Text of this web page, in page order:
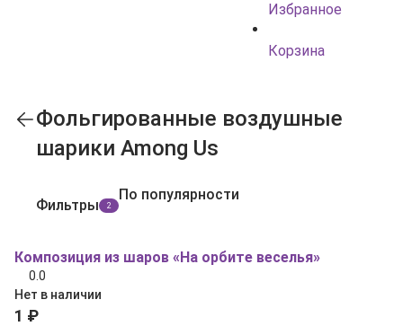
Избранное
Корзина
Фольгированные воздушные
шарики Among Us
Фильтры 2
По популярности
Композиция из шаров «На орбите веселья»
0.0
Нет в наличии
1 ₽